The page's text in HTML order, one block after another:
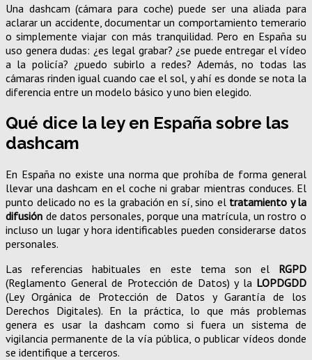
Una dashcam (cámara para coche) puede ser una aliada para
aclarar un accidente, documentar un comportamiento temerario
o simplemente viajar con más tranquilidad. Pero en España su
uso genera dudas: ¿es legal grabar? ¿se puede entregar el vídeo
a la policía? ¿puedo subirlo a redes? Además, no todas las
cámaras rinden igual cuando cae el sol, y ahí es donde se nota la
diferencia entre un modelo básico y uno bien elegido.
Qué dice la ley en España sobre las
dashcam
En España no existe una norma que prohíba de forma general
llevar una dashcam en el coche ni grabar mientras conduces. El
punto delicado no es la grabación en sí, sino el tratamiento y la
difusión de datos personales, porque una matrícula, un rostro o
incluso un lugar y hora identificables pueden considerarse datos
personales.
Las referencias habituales en este tema son el RGPD
(Reglamento General de Protección de Datos) y la LOPDGDD
(Ley Orgánica de Protección de Datos y Garantía de los
Derechos Digitales). En la práctica, lo que más problemas
genera es usar la dashcam como si fuera un sistema de
vigilancia permanente de la vía pública, o publicar vídeos donde
se identifique a terceros.